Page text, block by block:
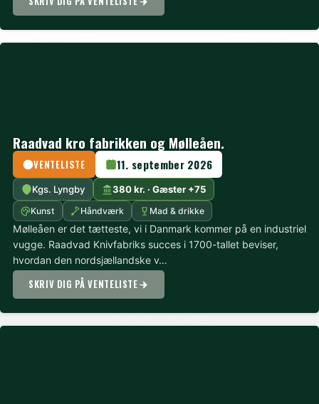
Raadvad kro fabrikken og Mølleåen.
VENTELISTE 11. september 2026
Kgs. Lyngby 380 kr. · Gæster +75
Kunst Håndværk Mad & drikke
Mølleåen er det tætteste, vi i Danmark kommer på en industriel
vugge. Raadvad Knivfabriks succes i 1700-tallet beviser,
hvordan den nordsjællandske v…
SKRIV DIG PÅ VENTELISTE